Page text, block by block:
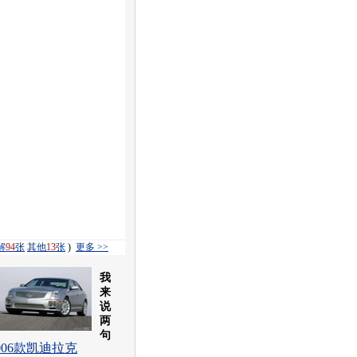
94张 其他13张 ) 更多 >>
款凯迪拉克
我
来
说
两
句